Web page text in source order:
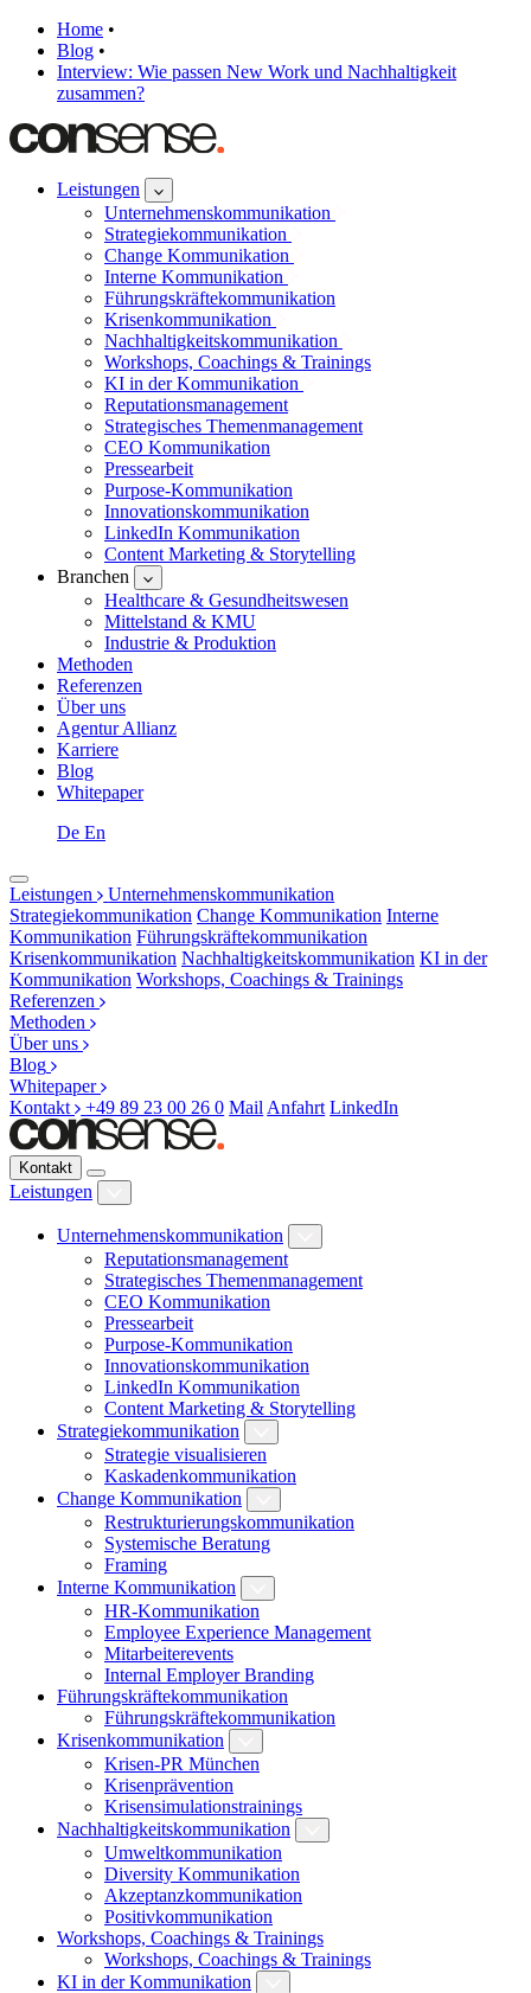
Home •
Blog •
Interview: Wie passen New Work und Nachhaltigkeit
zusammen?
Leistungen
Unternehmenskommunikation
Strategiekommunikation
Change Kommunikation
Interne Kommunikation
Führungskräftekommunikation
Krisenkommunikation
Nachhaltigkeitskommunikation
Workshops, Coachings & Trainings
KI in der Kommunikation
Reputationsmanagement
Strategisches Themenmanagement
CEO Kommunikation
Pressearbeit
Purpose-Kommunikation
Innovationskommunikation
LinkedIn Kommunikation
Content Marketing & Storytelling
Branchen
Healthcare & Gesundheitswesen
Mittelstand & KMU
Industrie & Produktion
Methoden
Referenzen
Über uns
Agentur Allianz
Karriere
Blog
Whitepaper
De En
Leistungen
Unternehmenskommunikation
Strategiekommunikation Change Kommunikation Interne
Kommunikation Führungskräftekommunikation
Krisenkommunikation Nachhaltigkeitskommunikation KI in der
Kommunikation Workshops, Coachings & Trainings
Referenzen
Methoden
Über uns
Blog
Whitepaper
Kontakt
+49 89 23 00 26 0 MailAnfahrt LinkedIn
Kontakt
Leistungen
Unternehmenskommunikation
Reputationsmanagement
Strategisches Themenmanagement
CEO Kommunikation
Pressearbeit
Purpose-Kommunikation
Innovationskommunikation
LinkedIn Kommunikation
Content Marketing & Storytelling
Strategiekommunikation
Strategie visualisieren
Kaskadenkommunikation
Change Kommunikation
Restrukturierungskommunikation
Systemische Beratung
Framing
Interne Kommunikation
HR-Kommunikation
Employee Experience Management
Mitarbeiterevents
Internal Employer Branding
Führungskräftekommunikation
Führungskräftekommunikation
Krisenkommunikation
Krisen-PR München
Krisenprävention
Krisensimulationstrainings
Nachhaltigkeitskommunikation
Umweltkommunikation
Diversity Kommunikation
Akzeptanzkommunikation
Positivkommunikation
Workshops, Coachings & Trainings
Workshops, Coachings & Trainings
KI in der Kommunikation